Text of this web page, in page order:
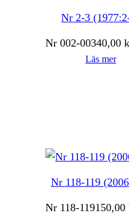
Nr 2-3
Nr 002-00340,00
Läs mer
Nr 118-119
Nr 118-119150,00